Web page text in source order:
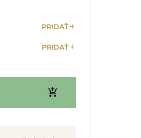
PRIDAŤadd
PRIDAŤadd
add_shopping_cart